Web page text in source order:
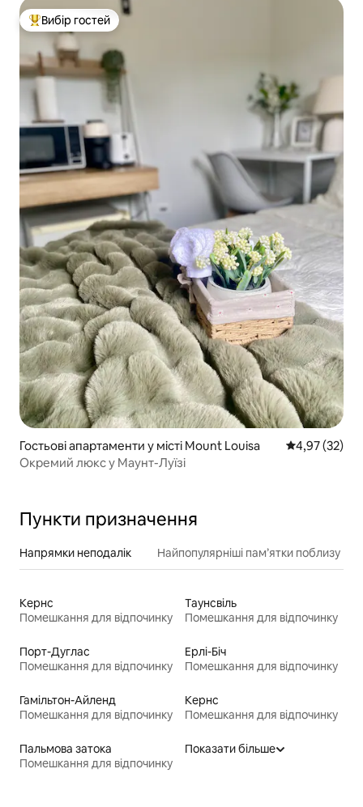
Топ вибір гостей
Вибір гостей
Гостьові апартаменти у місті Mount Louisa Середня
4,97 (32)
Окремий люкс у Маунт-Луїзі
Пункти призначення
Напрямки неподалік Найпопулярніші пам’ятки поблизу
Кернс
Помешкання для відпочинку
Таунсвіль
Помешкання для відпочинку
Порт-Дуглас
Помешкання для відпочинку
Ерлі-Біч
Помешкання для відпочинку
Гамільтон-Айленд
Помешкання для відпочинку
Кернс
Помешкання для відпочинку
Пальмова затока
Помешкання для відпочинку
Показати більше